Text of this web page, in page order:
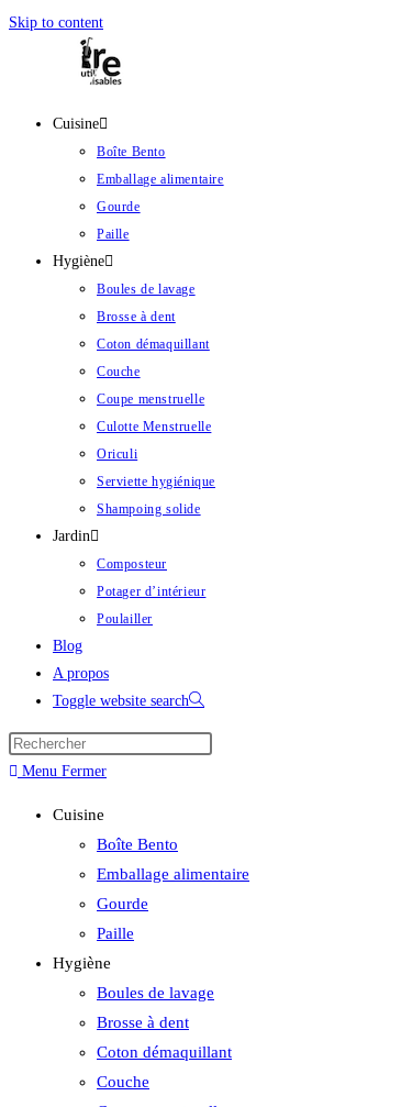
Skip to content
Cuisine
Boîte Bento
Emballage alimentaire
Gourde
Paille
Hygiène
Boules de lavage
Brosse à dent
Coton démaquillant
Couche
Coupe menstruelle
Culotte Menstruelle
Oriculi
Serviette hygiénique
Shampoing solide
Jardin
Composteur
Potager d’intérieur
Poulailler
Blog
A propos
Toggle website search
Menu Fermer
Cuisine
Boîte Bento
Emballage alimentaire
Gourde
Paille
Hygiène
Boules de lavage
Brosse à dent
Coton démaquillant
Couche